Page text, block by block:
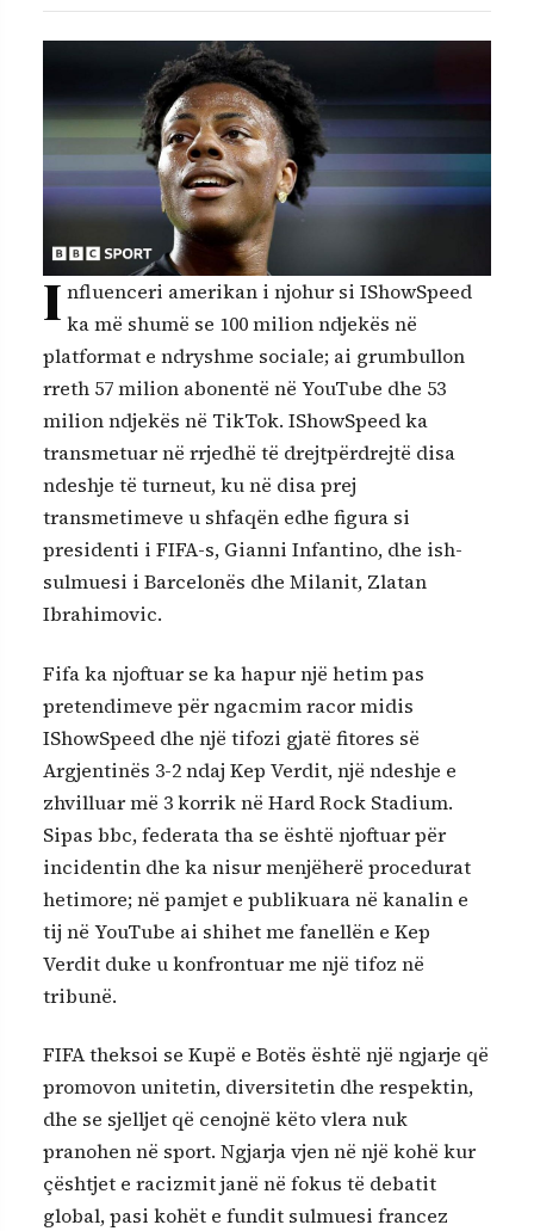
I nfluenceri amerikan i njohur si IShowSpeed
ka më shumë se 100 milion ndjekës në
platformat e ndryshme sociale; ai grumbullon
rreth 57 milion abonentë në YouTube dhe 53
milion ndjekës në TikTok. IShowSpeed ka
transmetuar në rrjedhë të drejtpërdrejtë disa
ndeshje të turneut, ku në disa prej
transmetimeve u shfaqën edhe figura si
presidenti i FIFA-s, Gianni Infantino, dhe ish-
sulmuesi i Barcelonës dhe Milanit, Zlatan
Ibrahimovic.
Fifa ka njoftuar se ka hapur një hetim pas
pretendimeve për ngacmim racor midis
IShowSpeed dhe një tifozi gjatë fitores së
Argjentinës 3-2 ndaj Kep Verdit, një ndeshje e
zhvilluar më 3 korrik në Hard Rock Stadium.
Sipas bbc, federata tha se është njoftuar për
incidentin dhe ka nisur menjëherë procedurat
hetimore; në pamjet e publikuara në kanalin e
tij në YouTube ai shihet me fanellën e Kep
Verdit duke u konfrontuar me një tifoz në
tribunë.
FIFA theksoi se Kupë e Botës është një ngjarje që
promovon unitetin, diversitetin dhe respektin,
dhe se sjelljet që cenojnë këto vlera nuk
pranohen në sport. Ngjarja vjen në një kohë kur
çështjet e racizmit janë në fokus të debatit
global, pasi kohët e fundit sulmuesi francez